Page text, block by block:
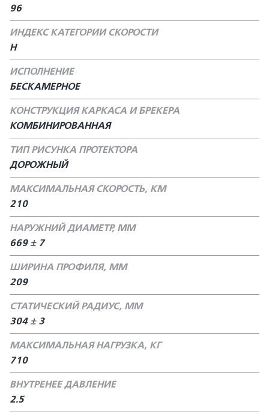
96
ИНДЕКС КАТЕГОРИИ СКОРОСТИ
H
ИСПОЛНЕНИЕ
БЕСКАМЕРНОЕ
КОНСТРУКЦИЯ КАРКАСА И БРЕКЕРА
КОМБИНИРОВАННАЯ
ТИП РИСУНКА ПРОТЕКТОРА
ДОРОЖНЫЙ
МАКСИМАЛЬНАЯ СКОРОСТЬ, КМ
210
НАРУЖНИЙ ДИАМЕТР, ММ
669 ± 7
ШИРИНА ПРОФИЛЯ, ММ
209
СТАТИЧЕСКИЙ РАДИУС, ММ
304 ± 3
МАКСИМАЛЬНАЯ НАГРУЗКА, КГ
710
ВНУТРЕНЕЕ ДАВЛЕНИЕ
2.5